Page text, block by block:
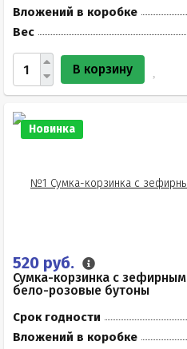
Вложений в коробке
Вес
В корзину
Новинка
520 руб.
Сумка-корзинка с
бело-розовые бутоны
Срок годности
Вложений в коробке